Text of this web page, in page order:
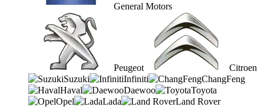
General Motors
Peugeot
Citroen
Suzuki
Infiniti
ChangFeng
Haval
Daewoo
Toyota
Opel
Lada Land Rover